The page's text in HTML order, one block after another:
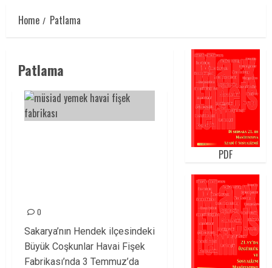
Home
Patlama
Patlama
0
Sakarya’nın Hendek ilçesindeki
Büyük Coşkunlar Havai Fişek
Fabrikası’nda 3 Temmuz’da
PDF